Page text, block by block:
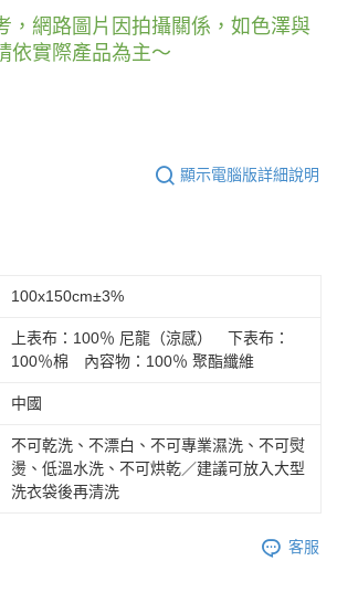
，網路圖片因拍攝關係，如色澤與
依實際產品為主～
顯示電腦版詳細說明
100x150cm±3%
上表布：100％ 尼龍（涼感） 下表布：
100％棉 內容物：100％ 聚酯纖維
中國
不可乾洗、不漂白、不可專業濕洗、不可熨
燙、低溫水洗、不可烘乾／建議可放入大型
洗衣袋後再清洗
客服